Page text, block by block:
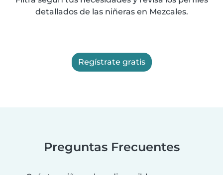
detallados de las niñeras en Mezcales.
Regístrate gratis
Preguntas Frecuentes